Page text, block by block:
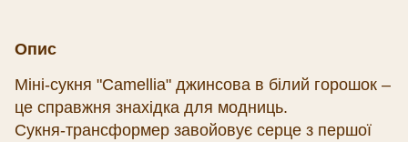
Опис
Міні-сукня "Сamellia" джинсова в білий горошок –
це справжня знахідка для модниць.
Сукня-трансформер завойовує серце з першої